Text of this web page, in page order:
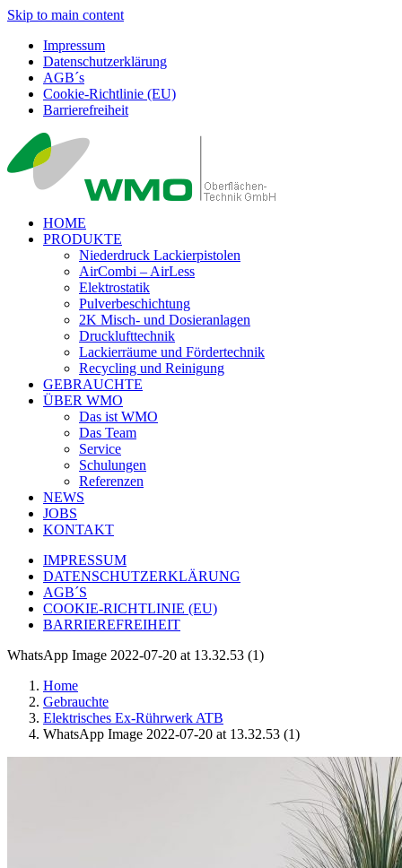
Skip to main content
Impressum
Datenschutzerklärung
AGB´s
Cookie-Richtlinie (EU)
Barrierefreiheit
HOME
PRODUKTE
Niederdruck Lackierpistolen
AirCombi – AirLess
Elektrostatik
Pulverbeschichtung
2K Misch- und Dosieranlagen
Drucklufttechnik
Lackierräume und Fördertechnik
Recycling und Reinigung
GEBRAUCHTE
ÜBER WMO
Das ist WMO
Das Team
Service
Schulungen
Referenzen
NEWS
JOBS
KONTAKT
IMPRESSUM
DATENSCHUTZERKLÄRUNG
AGB´S
COOKIE-RICHTLINIE (EU)
BARRIEREFREIHEIT
WhatsApp Image 2022-07-20 at 13.32.53 (1)
Home
Gebrauchte
Elektrisches Ex-Rührwerk ATB
WhatsApp Image 2022-07-20 at 13.32.53 (1)